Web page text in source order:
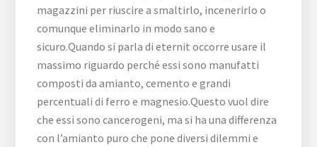
magazzini per riuscire a smaltirlo, incenerirlo o
comunque eliminarlo in modo sano e
sicuro.Quando si parla di eternit occorre usare il
massimo riguardo perché essi sono manufatti
composti da amianto, cemento e grandi
percentuali di ferro e magnesio.Questo vuol dire
che essi sono cancerogeni, ma si ha una differenza
con l’amianto puro che pone diversi dilemmi e